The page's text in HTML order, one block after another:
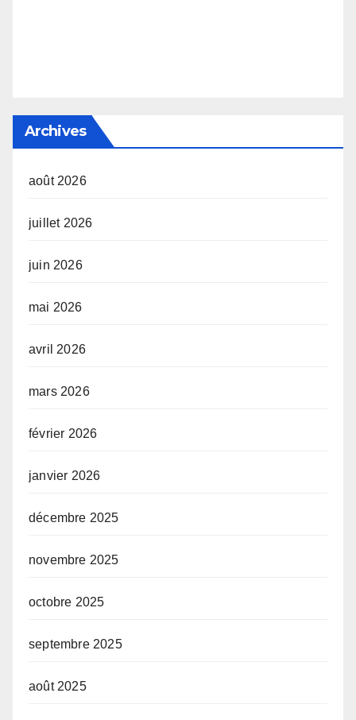
Archives
août 2026
juillet 2026
juin 2026
mai 2026
avril 2026
mars 2026
février 2026
janvier 2026
décembre 2025
novembre 2025
octobre 2025
septembre 2025
août 2025